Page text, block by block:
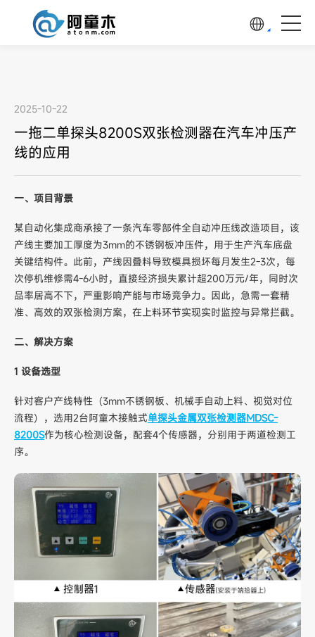
2025-10-22
一拖二单探头8200S双张检测器在汽车冲压产
线的应用
一、项目背景
某自动化集成商承接了一条汽车零部件全自动冲压线改造项目，该
产线主要加工厚度为3mm的不锈钢板冲压件，用于生产汽车底盘
关键结构件。此前，产线因叠料导致模具损坏每月发生2-3次，每
次停机维修需4-6小时，直接经济损失累计超200万元/年，同时次
品率居高不下，严重影响产能与市场竞争力。因此，急需一套精
准、高效的双张检测方案，在上料环节实现实时监控与异常拦截。
二、解决方案
1 设备选型
针对客户产线特性（3mm不锈钢板、机械手自动上料、视觉对位
流程），选用2台阿童木接触式单探头金属双张检测器MDSC-
8200S作为核心检测设备，配套4个传感器，分别用于两道检测工
序。